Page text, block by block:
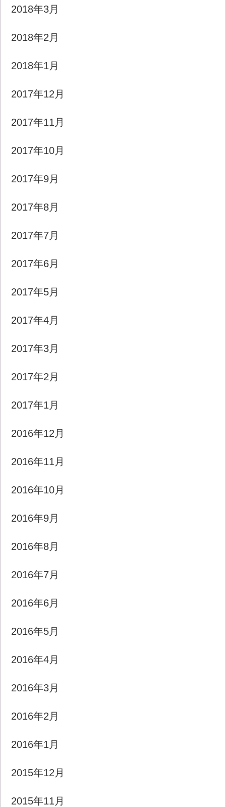
2018年3月
2018年2月
2018年1月
2017年12月
2017年11月
2017年10月
2017年9月
2017年8月
2017年7月
2017年6月
2017年5月
2017年4月
2017年3月
2017年2月
2017年1月
2016年12月
2016年11月
2016年10月
2016年9月
2016年8月
2016年7月
2016年6月
2016年5月
2016年4月
2016年3月
2016年2月
2016年1月
2015年12月
2015年11月